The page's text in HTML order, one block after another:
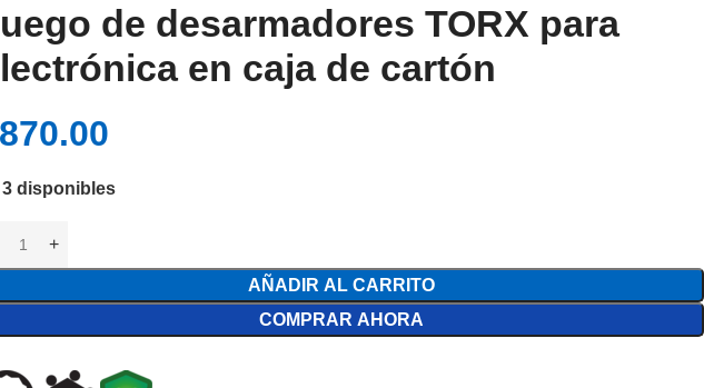
de desarmadores TORX para
en caja de cartón
870.00
3 disponibles
AÑADIR AL CARRITO
COMPRAR AHORA